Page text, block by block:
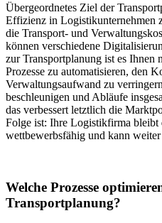
Übergeordnetes Ziel der
Effizienz in Logistikunternehmen
die Transport- und
können verschiedene
zur Transportplanung ist es Ihnen
Prozesse zu automatisieren, den
Verwaltungsaufwand zu
beschleunigen und Abläufe
das verbessert letztlich die
Folge ist: Ihre Logistikfirma
wettbewerbsfähig und kann weiter
Welche Prozesse
Transportplanung?